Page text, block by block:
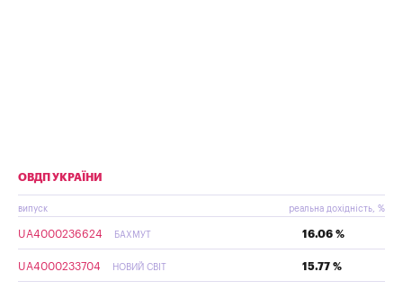
ОВДП УКРАЇНИ
випуск реальна дохідність, %
UA4000236624 БАХМУТ 16.06 %
UA4000233704 НОВИЙ СВІТ 15.77 %